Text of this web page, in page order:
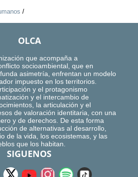
/
OLCA
que acompaña a
socioambiental, que en
asimetría, enfrentan un modelo
impuesto en los territorios.
y el protagonismo
y el intercambio de
la articulación y el
de valoración identitaria, con una
y de derechos. De esta forma
de alternativas al desarrollo,
de la vida, los ecosistemas, y las
que los habitan.
SIGUENOS